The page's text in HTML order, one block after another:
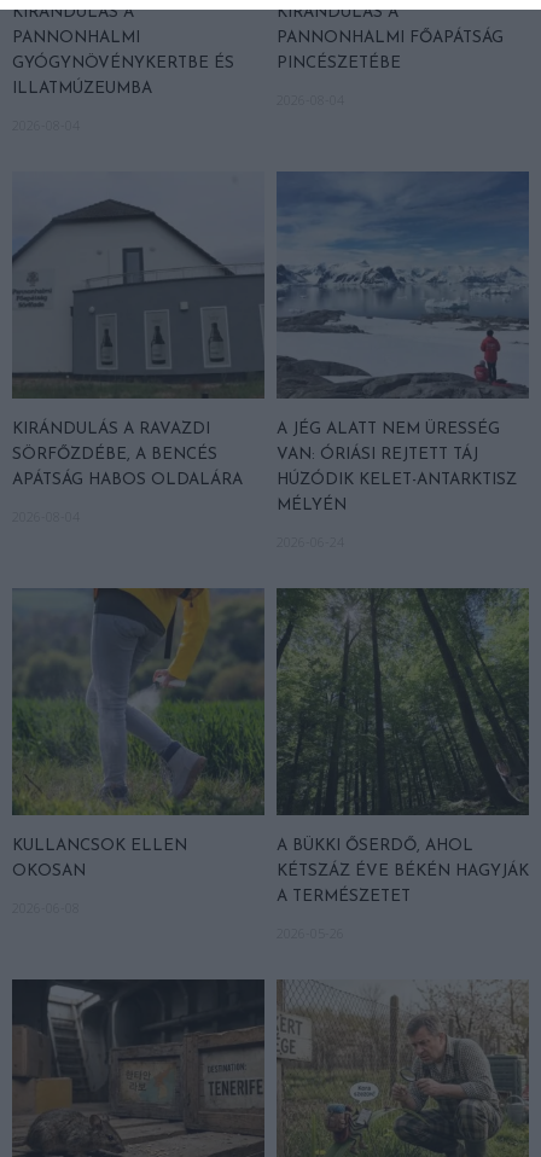
KIRÁNDULÁS A
PANNONHALMI
GYÓGYNÖVÉNYKERTBE ÉS
ILLATMÚZEUMBA
KIRÁNDULÁS A
PANNONHALMI FŐAPÁTSÁG
PINCÉSZETÉBE
KIRÁNDULÁS A RAVAZDI
SÖRFŐZDÉBE, A BENCÉS
APÁTSÁG HABOS OLDALÁRA
A JÉG ALATT NEM ÜRESSÉG
VAN: ÓRIÁSI REJTETT TÁJ
HÚZÓDIK KELET-ANTARKTISZ
MÉLYÉN
KULLANCSOK ELLEN
OKOSAN
A BÜKKI ŐSERDŐ, AHOL
KÉTSZÁZ ÉVE BÉKÉN HAGYJÁK
A TERMÉSZETET